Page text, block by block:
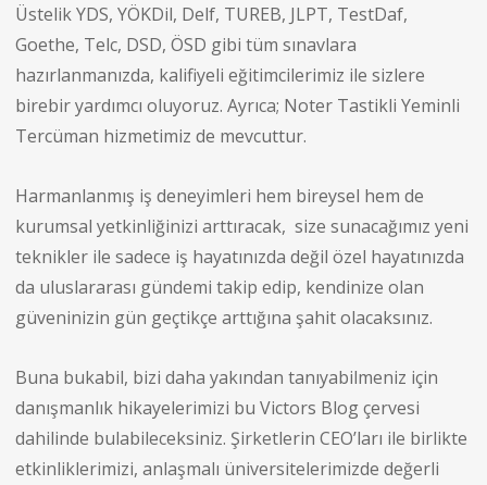
Üstelik YDS, YÖKDil, Delf, TUREB, JLPT, TestDaf,
Goethe, Telc, DSD, ÖSD gibi tüm sınavlara
hazırlanmanızda, kalifiyeli eğitimcilerimiz ile sizlere
birebir yardımcı oluyoruz. Ayrıca; Noter Tastikli Yeminli
Tercüman hizmetimiz de mevcuttur.
Harmanlanmış iş deneyimleri hem bireysel hem de
kurumsal yetkinliğinizi arttıracak, size sunacağımız yeni
teknikler ile sadece iş hayatınızda değil özel hayatınızda
da uluslararası gündemi takip edip, kendinize olan
güveninizin gün geçtikçe arttığına şahit olacaksınız.
Buna bukabil, bizi daha yakından tanıyabilmeniz için
danışmanlık hikayelerimizi bu Victors Blog çervesi
dahilinde bulabileceksiniz. Şirketlerin CEO’ları ile birlikte
etkinliklerimizi, anlaşmalı üniversitelerimizde değerli